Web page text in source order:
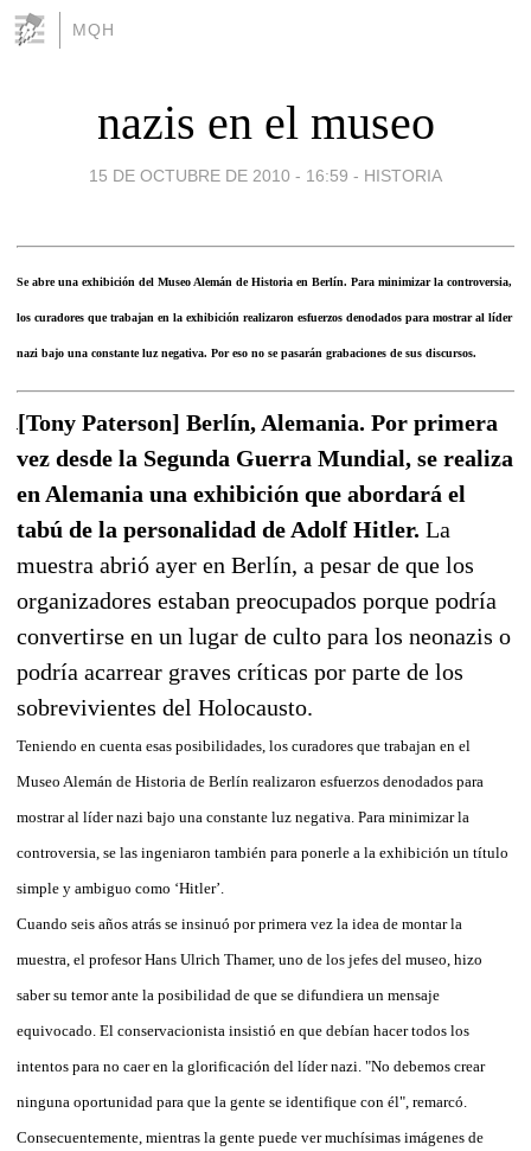
MQH
nazis en el museo
15 DE OCTUBRE DE 2010 - 16:59 - HISTORIA
Se abre una exhibición del Museo Alemán de Historia en Berlín. Para minimizar la controversia,
los curadores que trabajan en la exhibición realizaron esfuerzos denodados para mostrar al líder
nazi bajo una constante luz negativa. Por eso no se pasarán grabaciones de sus discursos.
[Tony Paterson] Berlín, Alemania. Por primera
vez desde la Segunda Guerra Mundial, se realiza
en Alemania una exhibición que abordará el
tabú de la personalidad de Adolf Hitler. La
muestra abrió ayer en Berlín, a pesar de que los
organizadores estaban preocupados porque podría
convertirse en un lugar de culto para los neonazis o
podría acarrear graves críticas por parte de los
sobrevivientes del Holocausto.
Teniendo en cuenta esas posibilidades, los curadores que trabajan en el
Museo Alemán de Historia de Berlín realizaron esfuerzos denodados para
mostrar al líder nazi bajo una constante luz negativa. Para minimizar la
controversia, se las ingeniaron también para ponerle a la exhibición un título
simple y ambiguo como ‘Hitler’.
Cuando seis años atrás se insinuó por primera vez la idea de montar la
muestra, el profesor Hans Ulrich Thamer, uno de los jefes del museo, hizo
saber su temor ante la posibilidad de que se difundiera un mensaje
equivocado. El conservacionista insistió en que debían hacer todos los
intentos para no caer en la glorificación del líder nazi. "No debemos crear
ninguna oportunidad para que la gente se identifique con él", remarcó.
Consecuentemente, mientras la gente puede ver muchísimas imágenes de